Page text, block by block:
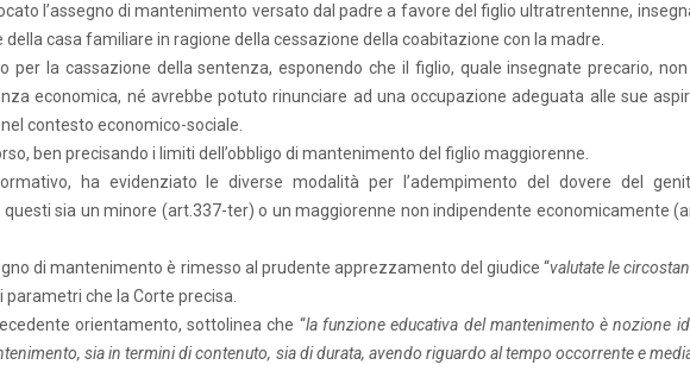
l’assegno di mantenimento versato dal padre a favore del figlio ultratrentenne,
casa familiare in ragione della cessazione della coabitazione con la madre.
per la cassazione della sentenza, esponendo che il figlio, quale insegnate precario,
economica, né avrebbe potuto rinunciare ad una occupazione adeguata alle sue
contesto economico-sociale.
ben precisando i limiti dell’obbligo di mantenimento del figlio maggiorenne.
ha evidenziato le diverse modalità per l’adempimento del dovere del
sia un minore (art.337-ter) o un maggiorenne non indipendente economicamente
di mantenimento è rimesso al prudente apprezzamento del giudice “valutate le
che la Corte precisa.
orientamento, sottolinea che “la funzione educativa del mantenimento è nozione
sia in termini di contenuto, sia di durata, avendo riguardo al tempo occorrente e